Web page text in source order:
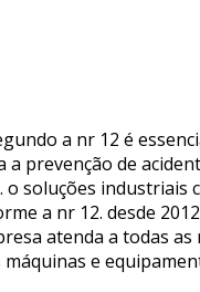
a nr 12 é
prevenção de
soluções
a nr 12. desde
atenda a todas
e